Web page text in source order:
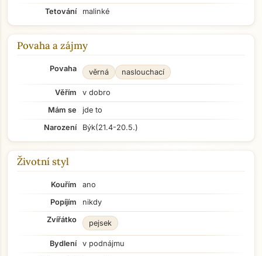
Tetování
malinké
Povaha a zájmy
Povaha věrná naslouchací
Věřím
v dobro
Mám se
jde to
Narození
Býk(21.4-20.5.)
Životní styl
Kouřím
ano
Popíjím
nikdy
Zvířátko
pejsek
Bydlení
v podnájmu